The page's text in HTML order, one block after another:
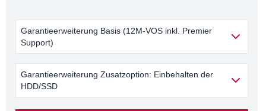
Garantieerweiterung Basis (12M-VOS inkl. Premier
Support)
Garantieerweiterung Zusatzoption: Einbehalten der
HDD/SSD